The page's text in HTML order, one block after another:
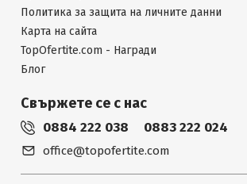
Политика за защита на личните данни
Карта на сайта
TopOfertite.com - Награди
Блог
Свържете се с нас
0884 222 038 0883 222 024
office@topofertite.com